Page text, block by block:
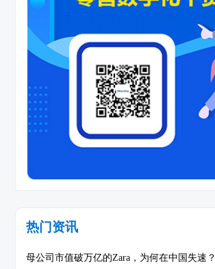
热门资讯
母公司市值破万亿的Zara，为何在中国失速？